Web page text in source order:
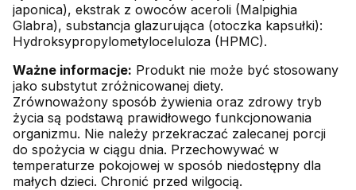
japonica), ekstrak z owoców aceroli (Malpighia
Glabra), substancja glazurująca (otoczka kapsułki):
Hydroksypropylometyloceluloza (HPMC).
Ważne informacje: Produkt nie może być stosowany
jako substytut zróżnicowanej diety.
Zrównoważony sposób żywienia oraz zdrowy tryb
życia są podstawą prawidłowego funkcjonowania
organizmu. Nie należy przekraczać zalecanej porcji
do spożycia w ciągu dnia. Przechowywać w
temperaturze pokojowej w sposób niedostępny dla
małych dzieci. Chronić przed wilgocią.